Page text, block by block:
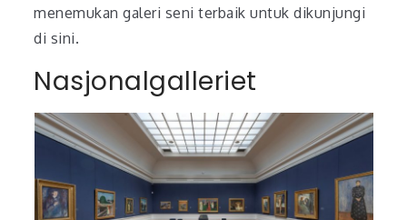
menemukan galeri seni terbaik untuk dikunjungi
di sini.
Nasjonalgalleriet